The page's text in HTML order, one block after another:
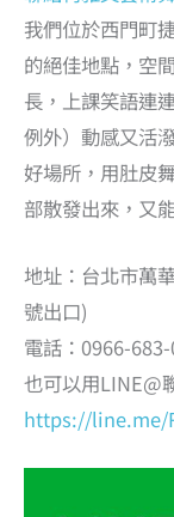
我們位於西門町
的絕佳地點，空
長，上課笑語連
例外）動感又活
好場所，用肚皮
部散發出來，又
地址：台北市萬
號出口)
電話：0966-
也可以用LINE@
https://line.me/